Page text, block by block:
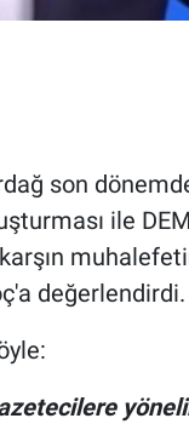
son
ile
değerlendirdi.